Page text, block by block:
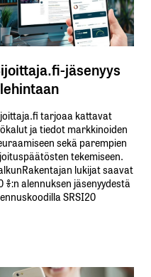
jäsenyys
tarjoaa kattavat
ja tiedot markkinoiden
sekä parempien
tekemiseen.
lukijat saavat
%:n alennuksen jäsenyydestä
SRSI20